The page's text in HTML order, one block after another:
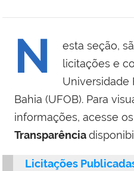
N
esta seção,
licitações e
Universidade
Bahia (UFOB). Para
informações, acesse os
Transparência
Licitações